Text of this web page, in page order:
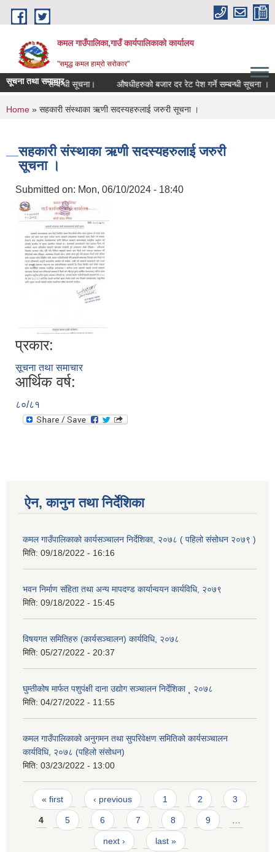
Skip to main content
कमल गाउँपालिका,गाउँ कार्यपालिकाको कार्यालय
"समृद्ध कमल हाम्रो सरोकार"
सूचना तथा समाचार
कर छुट सम्बन्धी सूचना। औषधीहरुको बजार दर रेट पेश गर्ने सम्बन्धी सूचना ।
You are here
Home » सहकारी संस्थाका ऋणी सदस्यहरुलाई जरुरी सूचना ।
सहकारी संस्थाका ऋणी सदस्यहरुलाई जरुरी
सूचना ।
Submitted on: Mon, 06/10/2024 - 18:40
प्रकार:
सूचना तथा समाचार
आर्थिक वर्ष:
८०/८१
ऐन, कानुन तथा निर्देशिका
कमल गाउँपालिकाको कार्यसञ्‍चालन निर्देशिका, २०७८ ( पहिलो संसोधन २०७९ )
मिति: 09/18/2022 - 16:16
भवन निर्माण संहिता तथा अन्य मापदण्ड कार्यान्वयन कार्यविधि, २०७९
मिति: 09/18/2022 - 15:45
विषयगत समितिहरु (कार्यसञ्चालन) कार्यविधि, २०७८
मिति: 05/27/2022 - 20:37
घुम्तीकोष मार्फत पशुपंक्षी दाना उद्योग सञ्चालन निर्देशिका ¸ २०७८
मिति: 04/27/2022 - 11:55
कमल गाउँपालिकाको अनुगमन तथा सुपरिवेक्षण समितिको कार्यसञ्चालन
कार्यविधि, २०७८ (पहिलो संसोधन)
मिति: 03/23/2022 - 13:00
Pages
« first ‹ previous 1 2 3
4 5 6 7 8 9
next › last »